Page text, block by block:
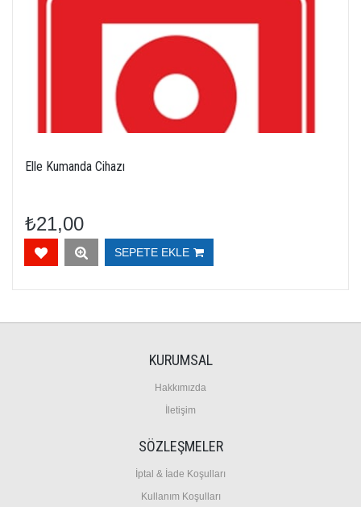
Elle Kumanda Cihazı
₺21,00
SEPETE EKLE
KURUMSAL
Hakkımızda
İletişim
SÖZLEŞMELER
İptal & İade Koşulları
Kullanım Koşulları